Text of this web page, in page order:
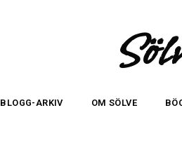
BLOGG-ARKIV OM SÖLVE